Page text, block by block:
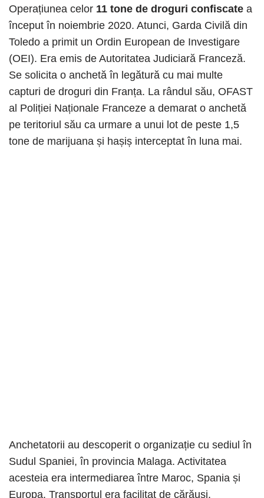
Operațiunea celor 11 tone de droguri confiscate a
început în noiembrie 2020. Atunci, Garda Civilă din
Toledo a primit un Ordin European de Investigare
(OEI). Era emis de Autoritatea Judiciară Franceză.
Se solicita o anchetă în legătură cu mai multe
capturi de droguri din Franța. La rândul său, OFAST
al Poliției Naționale Franceze a demarat o anchetă
pe teritoriul său ca urmare a unui lot de peste 1,5
tone de marijuana și hașiș interceptat în luna mai.
Anchetatorii au descoperit o organizație cu sediul în
Sudul Spaniei, în provincia Malaga. Activitatea
acesteia era intermediarea între Maroc, Spania și
Europa. Transportul era facilitat de cărăuși.